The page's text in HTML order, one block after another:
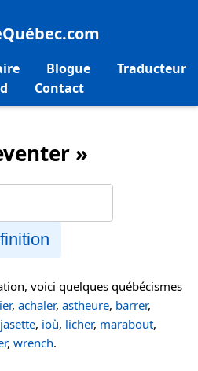
Blogue
Traducteur
Contact
»
voici quelques québécismes
, achaler, astheure, barrer,
jasette, ioù, licher, marabout,
, wrench.